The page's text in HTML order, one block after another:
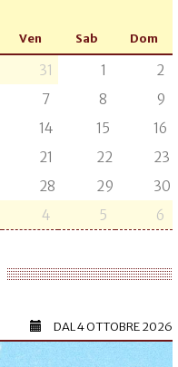
Ven Sab Dom
31 1
2
7 8
9
14 15
16
21 22
23
28 29
30
4 5 6
DAL4 OTTOBRE 2026